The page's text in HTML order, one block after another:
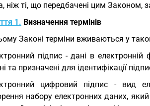
ніж ті, що передбачені цим Законом,
1. Визначення термінів
Законі терміни вживаються у
підпис - дані в
та призначені для ідентифікації
цифровий підпис - вид
набору електронних даних,